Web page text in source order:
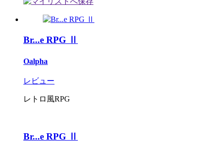
Br...e RPG Ⅱ
Oalpha
レビュー
レトロ風RPG
Br...e RPG Ⅱ